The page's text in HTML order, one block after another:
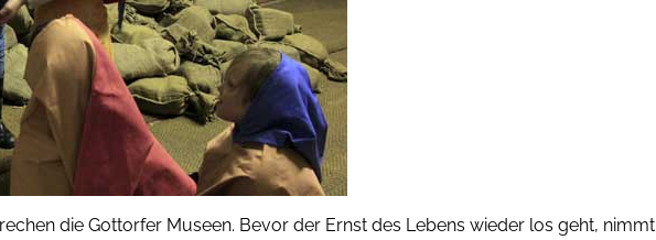
die Gottorfer Museen. Bevor der Ernst des Lebens wieder los geht, nimmt